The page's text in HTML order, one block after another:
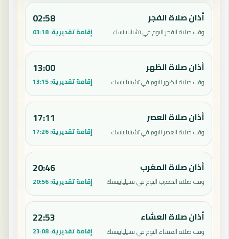
أذان صلاة الفجر
وقت صلاة الفجر اليوم في تشيليابينسك.
02:58
إقامة تقديرية:03:18
أذان صلاة الظهر
وقت صلاة الظهر اليوم في تشيليابينسك.
13:00
إقامة تقديرية:13:15
أذان صلاة العصر
وقت صلاة العصر اليوم في تشيليابينسك.
17:11
إقامة تقديرية:17:26
أذان صلاة المغرب
وقت صلاة المغرب اليوم في تشيليابينسك.
20:46
إقامة تقديرية:20:56
أذان صلاة العشاء
وقت صلاة العشاء اليوم في تشيليابينسك.
22:53
إقامة تقديرية:23:08